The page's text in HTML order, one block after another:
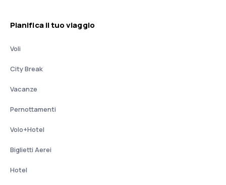
Pianifica il tuo viaggio
Voli
City Break
Vacanze
Pernottamenti
Volo+Hotel
Biglietti Aerei
Hotel